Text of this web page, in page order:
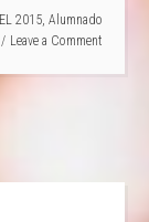
2015, Alumnado
Leave a Comment